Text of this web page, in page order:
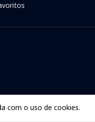
com o uso de cookies.